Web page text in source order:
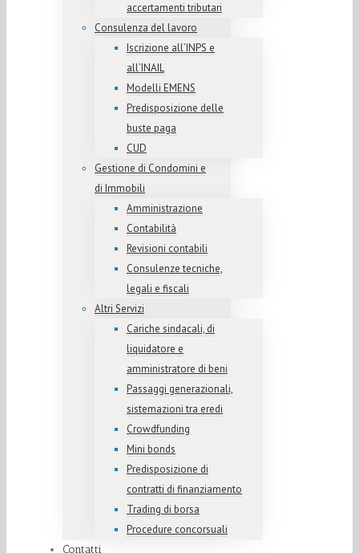
accertamenti tributari
Consulenza del lavoro
Iscrizione all’INPS e
all’INAIL
Modelli EMENS
Predisposizione delle
buste paga
CUD
Gestione di Condomini e
di Immobili
Amministrazione
Contabilità
Revisioni contabili
Consulenze tecniche,
legali e fiscali
Altri Servizi
Cariche sindacali, di
liquidatore e
amministratore di beni
Passaggi generazionali,
sistemazioni tra eredi
Crowdfunding
Mini bonds
Predisposizione di
contratti di finanziamento
Trading di borsa
Procedure concorsuali
Contatti